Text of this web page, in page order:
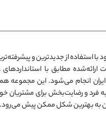
استفاده از جدیدترین و
انجام می‌شود. این مجموعه
فرد و رضایت‌بخش برای مشتریان
به بهترین شکل ممکن پیش می‌رود.